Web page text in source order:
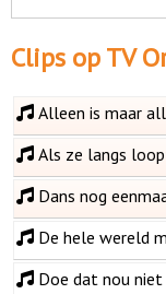
Clips op TV
Alleen is maar
Als ze langs
Dans nog
De hele wereld
Doe dat nou niet